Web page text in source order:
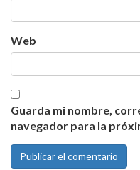
Web
Guarda mi nombre,
navegador para la